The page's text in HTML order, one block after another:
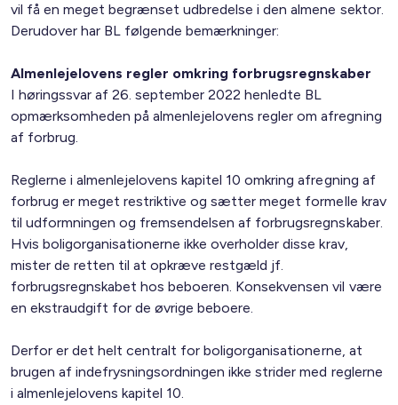
vil få en meget begrænset udbredelse i den almene sektor.
Derudover har BL følgende bemærkninger:
Almenlejelovens regler omkring forbrugsregnskaber
I høringssvar af 26. september 2022 henledte BL
opmærksomheden på almenlejelovens regler om afregning
af forbrug.
Reglerne i almenlejelovens kapitel 10 omkring afregning af
forbrug er meget restriktive og sætter meget formelle krav
til udformningen og fremsendelsen af forbrugsregnskaber.
Hvis boligorganisationerne ikke overholder disse krav,
mister de retten til at opkræve restgæld jf.
forbrugsregnskabet hos beboeren. Konsekvensen vil være
en ekstraudgift for de øvrige beboere.
Derfor er det helt centralt for boligorganisationerne, at
brugen af indefrysningsordningen ikke strider med reglerne
i almenlejelovens kapitel 10.